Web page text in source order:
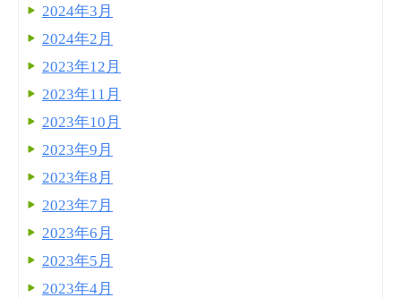
2024年3月
2024年2月
2023年12月
2023年11月
2023年10月
2023年9月
2023年8月
2023年7月
2023年6月
2023年5月
2023年4月